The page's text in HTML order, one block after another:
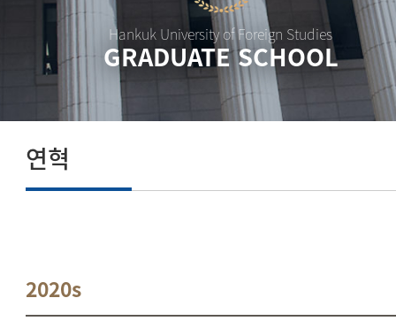
Hankuk University of Foreign Studies
GRADUATE SCHOOL
연혁
2020s